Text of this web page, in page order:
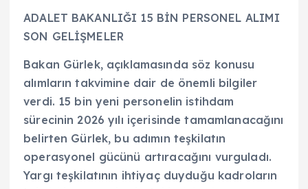
ADALET BAKANLIĞI 15 BİN PERSONEL ALIMI
SON GELİŞMELER
Bakan Gürlek, açıklamasında söz konusu
alımların takvimine dair de önemli bilgiler
verdi. 15 bin yeni personelin istihdam
sürecinin 2026 yılı içerisinde tamamlanacağını
belirten Gürlek, bu adımın teşkilatın
operasyonel gücünü artıracağını vurguladı.
Yargı teşkilatının ihtiyaç duyduğu kadroların